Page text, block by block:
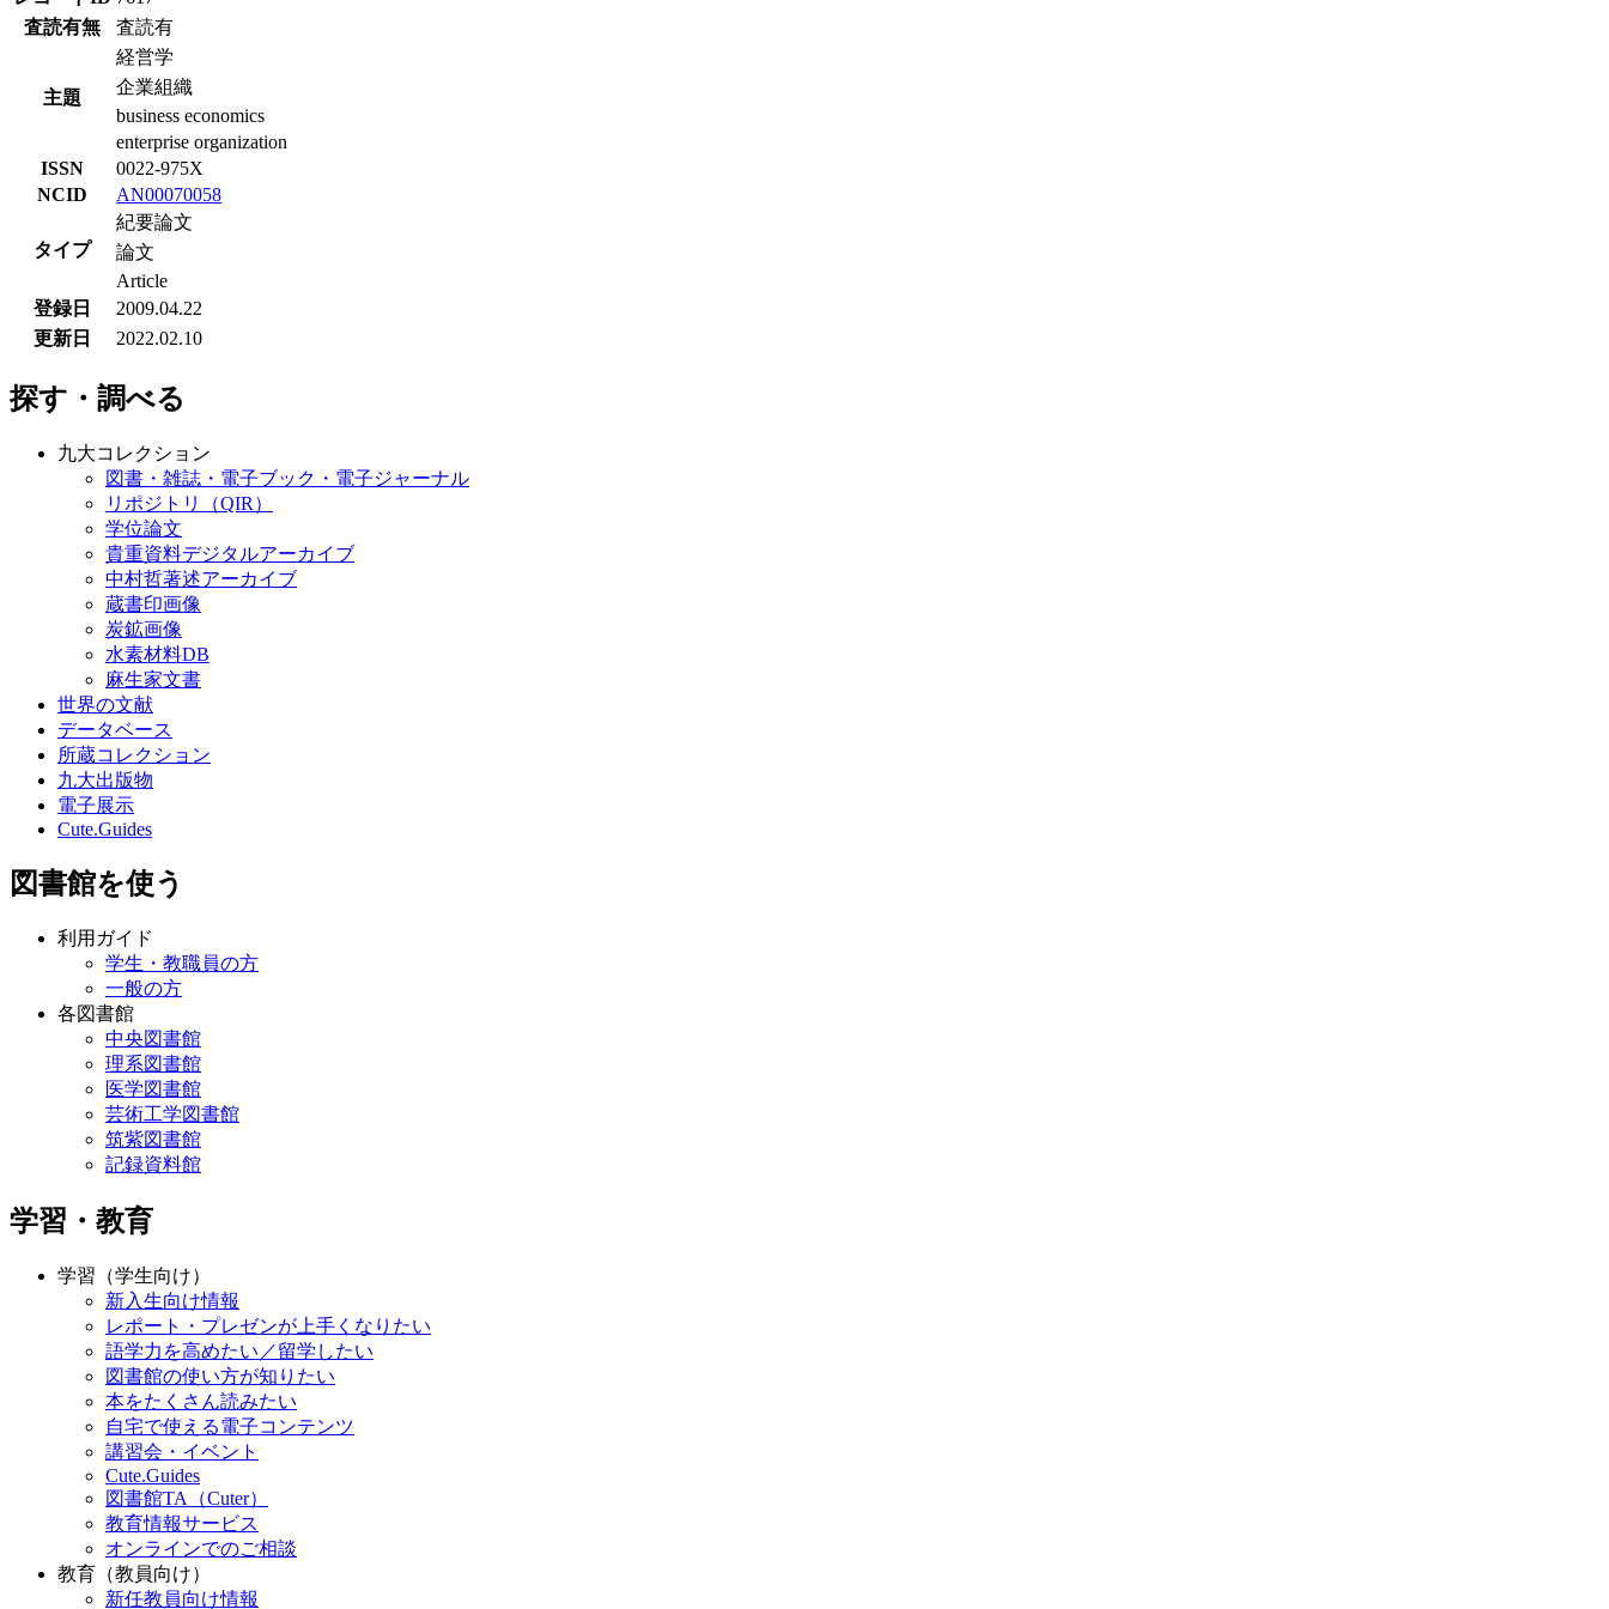
査読有無
査読有
主題
経営学
企業組織
business economics
enterprise organization
ISSN
0022-975X
NCID
AN00070058
タイプ
紀要論文
論文
Article
登録日
2009.04.22
更新日
2022.02.10
探す・調べる
九大コレクション
図書・雑誌・電子ブック・電子ジャーナル
リポジトリ（QIR）
学位論文
貴重資料デジタルアーカイブ
中村哲著述アーカイブ
蔵書印画像
炭鉱画像
水素材料DB
麻生家文書
世界の文献
データベース
所蔵コレクション
九大出版物
電子展示
Cute.Guides
図書館を使う
利用ガイド
学生・教職員の方
一般の方
各図書館
中央図書館
理系図書館
医学図書館
芸術工学図書館
筑紫図書館
記録資料館
学習・教育
学習（学生向け）
新入生向け情報
レポート・プレゼンが上手くなりたい
語学力を高めたい／留学したい
図書館の使い方が知りたい
本をたくさん読みたい
自宅で使える電子コンテンツ
講習会・イベント
Cute.Guides
図書館TA（Cuter）
教育情報サービス
オンラインでのご相談
教育（教員向け）
新任教員向け情報